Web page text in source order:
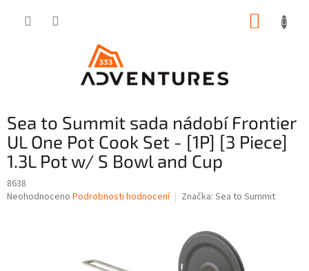
Sea to Summit sada nádobí Frontier
UL One Pot Cook Set - [1P] [3 Piece]
1.3L Pot w/ S Bowl and Cup
8638
Průměrné
Neohodnoceno Podrobnosti hodnocení Značka: Sea to Summit